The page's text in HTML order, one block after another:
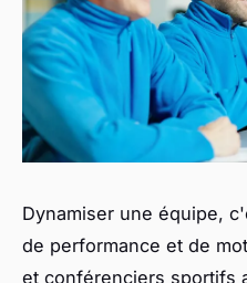
Dynamiser une équipe,
de performance et de
et conférenciers sportifs